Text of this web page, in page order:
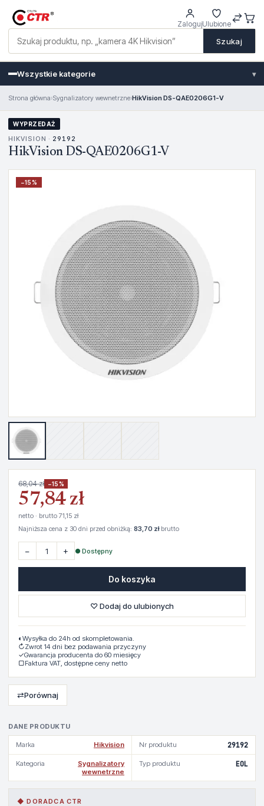
Szukaj
ZalogujUlubione
Wszystkie kategorie ▾
Strona główna›Sygnalizatory wewnetrzne›HikVision DS-QAE0206G1-V
WYPRZEDAŻ
HIKVISION · 29192
HikVision DS-QAE0206G1-V
−15%
DANE PRODUKTU
Marka Hikvision Nr produktu 29192
Kategoria
Sygnalizatory
wewnetrzne
Typ produktu EOL
◆ DORADCA CTR
68,04 zł −15%
57,84 zł
netto · brutto 71,15 zł
Najniższa cena z 30 dni przed obniżką: 83,70 złbrutto
− + ● Dostępny
Do koszyka
♡ Dodaj do ulubionych
◐ Wysyłka do 24h od skompletowania.
↻Zwrot 14 dni bez podawania przyczyny
✓Gwarancja producenta do 60 miesięcy
▢Faktura VAT, dostępne ceny netto
⇄Porównaj